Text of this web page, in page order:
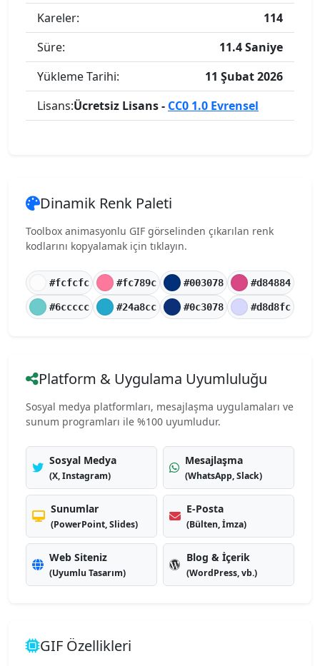
Kareler:
114
Süre:
11.4 Saniye
Yükleme Tarihi:
11 Şubat 2026
Lisans:Ücretsiz Lisans - CC0 1.0 Evrensel
Dinamik Renk Paleti
Toolbox animasyonlu GIF görselinden çıkarılan renk
kodlarını kopyalamak için tıklayın.
#fcfcfc #fc789c #003078 #d84884
#6ccccc #24a8cc #0c3078 #d8d8fc
Platform & Uygulama Uyumluluğu
Sosyal medya platformları, mesajlaşma uygulamaları ve
sunum programları ile %100 uyumludur.
Sosyal Medya
(X, Instagram)
Mesajlaşma
(WhatsApp, Slack)
Sunumlar
(PowerPoint, Slides)
E-Posta
(Bülten, İmza)
Web Siteniz
(Uyumlu Tasarım)
Blog & İçerik
(WordPress, vb.)
GIF Özellikleri